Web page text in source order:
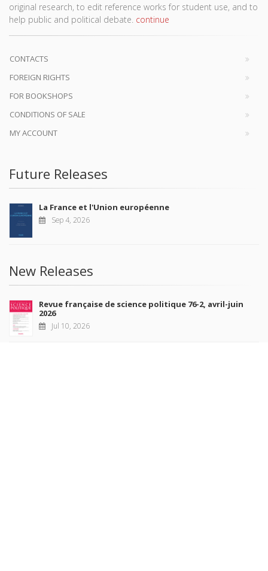
original research, to edit reference works for student use, and to
help public and political debate. continue
CONTACTS
FOREIGN RIGHTS
FOR BOOKSHOPS
CONDITIONS OF SALE
MY ACCOUNT
Future Releases
La France et l'Union européenne
Sep 4, 2026
New Releases
Revue française de science politique 76-2, avril-juin
2026
Jul 10, 2026